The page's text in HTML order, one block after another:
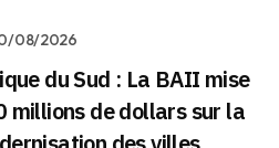
08/2026
du Sud : La BAII mise
millions de dollars sur la